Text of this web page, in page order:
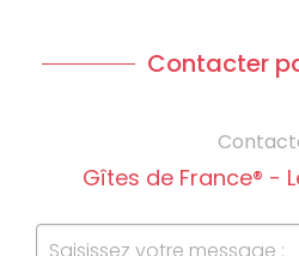
Contacter
Gîtes de France® -